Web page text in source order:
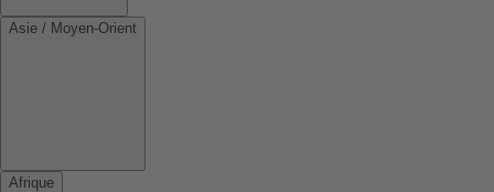
Asie / Moyen-Orient
Afrique